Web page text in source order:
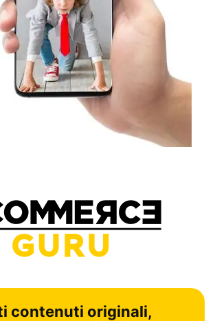
contenuti originali,